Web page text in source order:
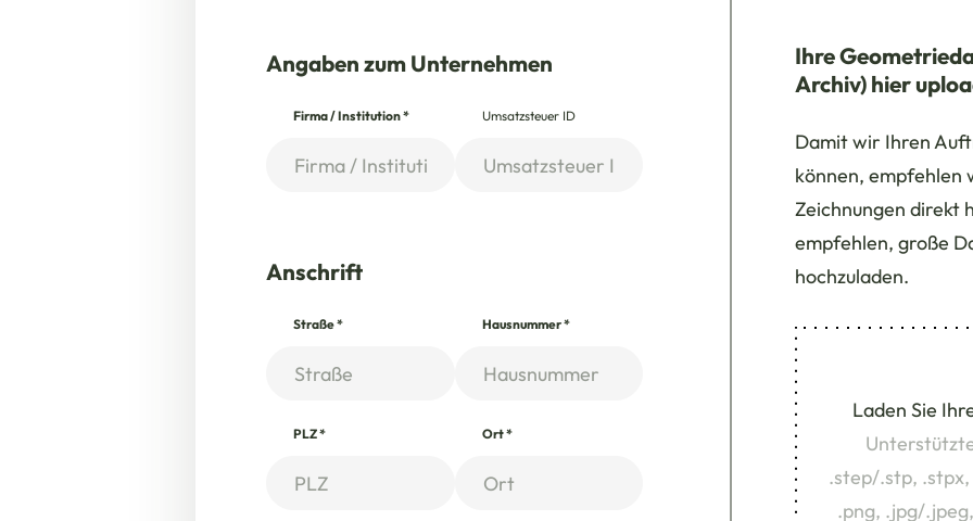
Angaben zum Unternehmen
Firma / Institution* Umsatzsteuer ID
Anschrift
Straße* Hausnummer*
PLZ* Ort*
Ihre
Archiv) hier
Damit wir Ihren
können, empfehlen
Zeichnungen direkt
empfehlen, große
hochzuladen.
Laden Sie
.step/.stp,
.png, .jpg/